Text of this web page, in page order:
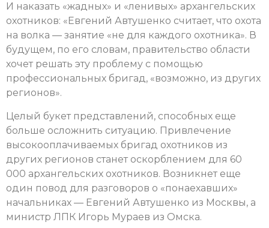
И наказать «жадных» и «ленивых» архангельских
охотников: «Евгений Автушенко считает, что охота
на волка — занятие «не для каждого охотника». В
будущем, по его словам, правительство области
хочет решать эту проблему с помощью
профессиональных бригад, «возможно, из других
регионов».
Целый букет представлений, способных еще
больше осложнить ситуацию. Привлечение
высокооплачиваемых бригад охотников из
других регионов станет оскорблением для 60
000 архангельских охотников. Возникнет еще
один повод для разговоров о «понаехавших»
начальниках — Евгений Автушенко из Москвы, а
министр ЛПК Игорь Мураев из Омска.